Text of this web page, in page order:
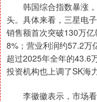
韩国综合指数暴涨，
头。具体来看，三星电
销售额首次突破130万
8%；营业利润约57.2万
超过2025年全年的43.6
投资机构也上调了SK海
李徽徽表示，市场看